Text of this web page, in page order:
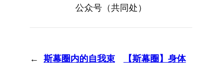
公众号（共同处）
←
斯幕圈内的自我束
【斯幕圈】身体